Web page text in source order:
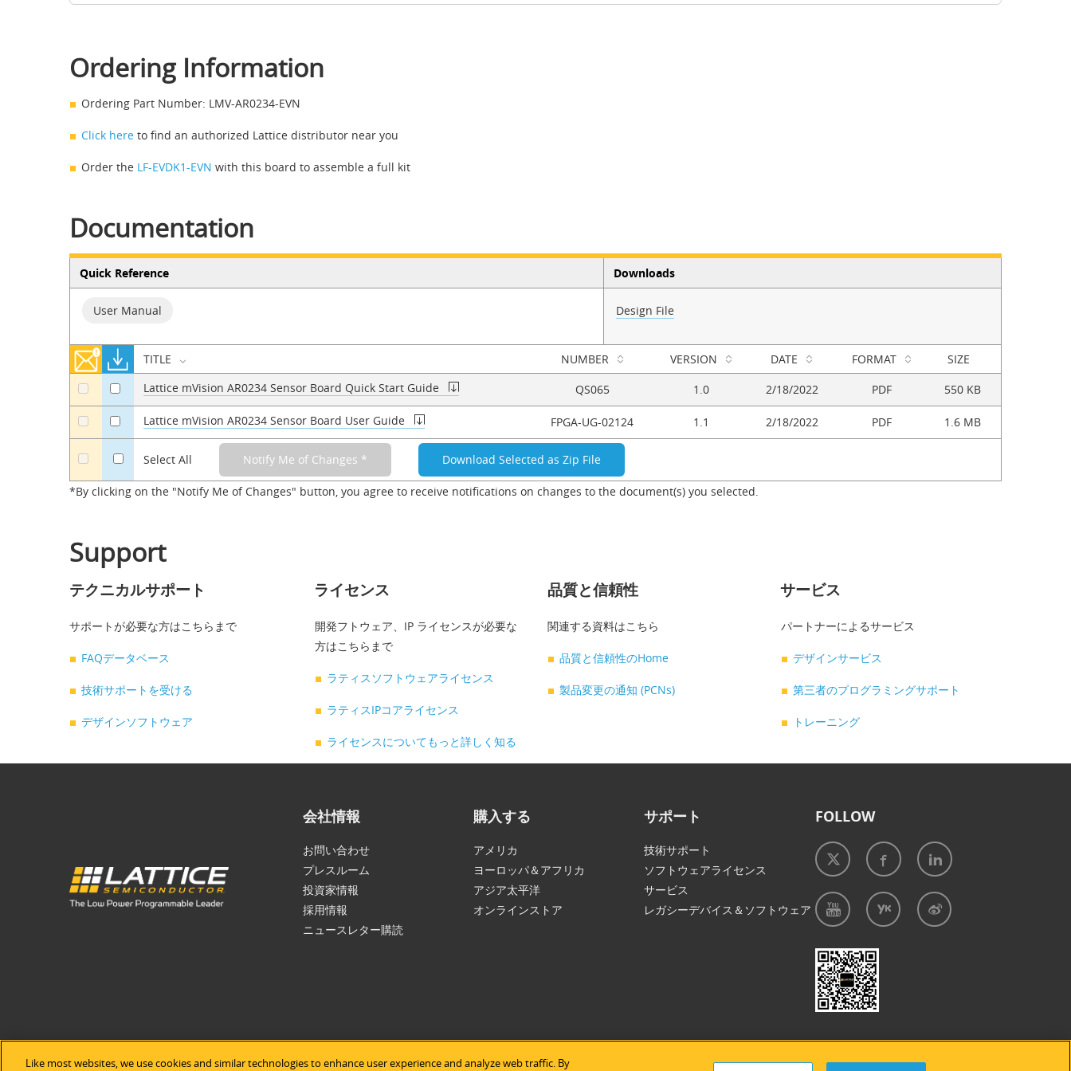
Ordering Information
Ordering Part Number: LMV-AR0234-EVN
Click here to find an authorized Lattice distributor near you
Order the LF-EVDK1-EVN with this board to assemble a full kit
Documentation
Quick Reference
User Manual
Downloads
Design File
TITLE NUMBER VERSION DATE FORMAT SIZE
a Select All
a a Lattice mVision AR0234 Sensor Board Quick Start Guide QS065 1.0 2/18/2022 PDF 550 KB
a a Lattice mVision AR0234 Sensor Board User Guide FPGA-UG-02124 1.1 2/18/2022 PDF 1.6 MB
*By clicking on the "Notify Me of Changes" button, you agree to receive notifications on changes to the document(s) you selected.
Support
テクニカルサポート
サポートが必要な方はこちらまで
FAQデータベース
技術サポートを受ける
デザインソフトウェア
ライセンス
開発フトウェア、IP ライセンスが必要な
方はこちらまで
ラティスソフトウェアライセンス
ラティスIPコアライセンス
ライセンスについてもっと詳しく知る
品質と信頼性
関連する資料はこちら
品質と信頼性のHome
製品変更の通知 (PCNs)
サービス
パートナーによるサービス
デザインサービス
第三者のプログラミングサポート
トレーニング
会社情報
お問い合わせ
プレスルーム
投資家情報
採用情報
ニュースレター購読
購入する
アメリカ
ヨーロッパ＆アフリカ
アジア太平洋
オンラインストア
サポート
技術サポート
ソフトウェアライセンス
サービス
レガシーデバイス＆ソフトウェア
FOLLOW
Like most websites, we use cookies and similar technologies to enhance user experience and analyze web traffic. By